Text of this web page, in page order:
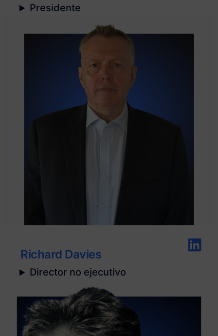
Presidente
Richard Davies
Director no ejecutivo